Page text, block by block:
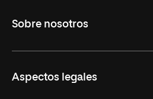
Derecho
Empresa
Sobre nosotros
Nuestro Equipo
Aspectos legales